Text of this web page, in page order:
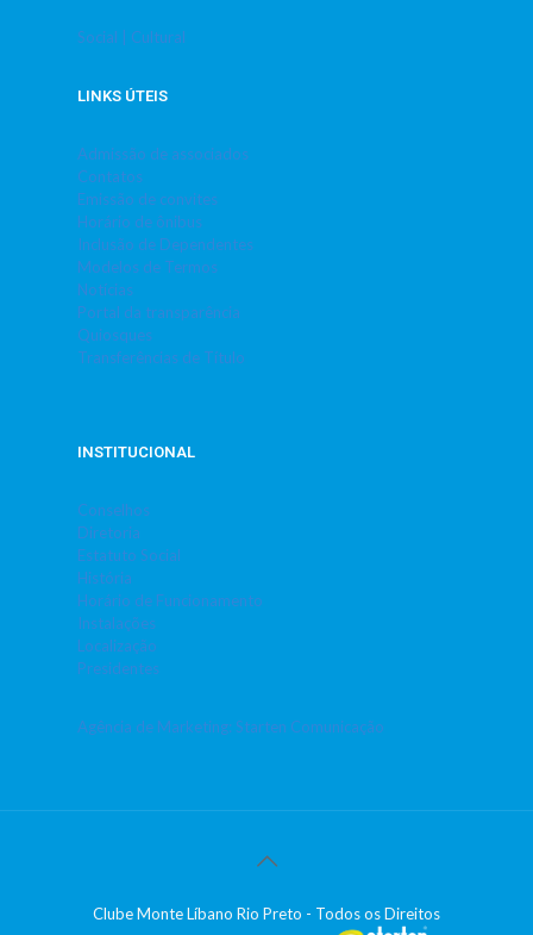
Social | Cultural
LINKS ÚTEIS
Admissão de associados
Contatos
Emissão de convites
Horário de ônibus
Inclusão de Dependentes
Modelos de Termos
Notícias
Portal da transparência
Quiosques
Transferências de Título
INSTITUCIONAL
Conselhos
Diretoria
Estatuto Social
História
Horário de Funcionamento
Instalações
Localização
Presidentes
Agência de Marketing: Starten Comunicação
Clube Monte Líbano Rio Preto - Todos os Direitos